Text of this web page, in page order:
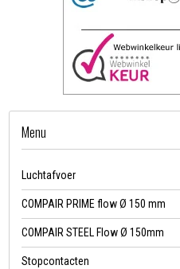
Menu
Luchtafvoer
COMPAIR PRIME flow Ø 150 mm
COMPAIR STEEL Flow Ø 150mm
Stopcontacten